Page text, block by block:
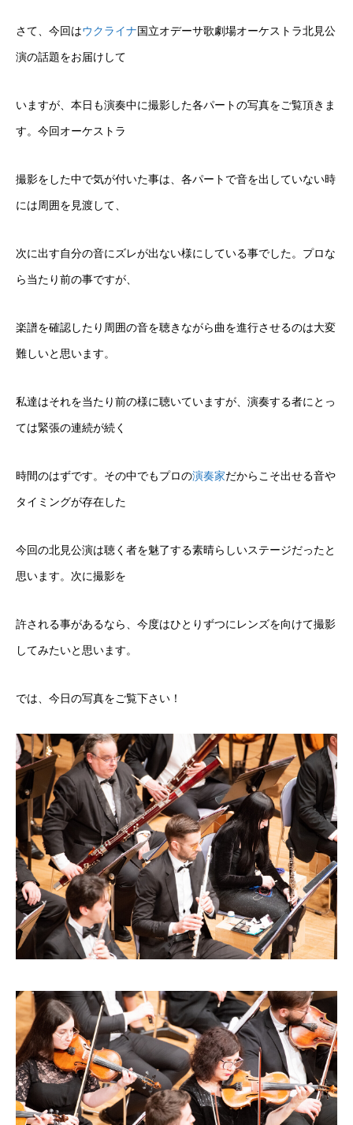
さて、今回はウクライナ国立オデーサ歌劇場オーケストラ北見公
演の話題をお届けして
いますが、本日も演奏中に撮影した各パートの写真をご覧頂きま
す。今回オーケストラ
撮影をした中で気が付いた事は、各パートで音を出していない時
には周囲を見渡して、
次に出す自分の音にズレが出ない様にしている事でした。プロな
ら当たり前の事ですが、
楽譜を確認したり周囲の音を聴きながら曲を進行させるのは大変
難しいと思います。
私達はそれを当たり前の様に聴いていますが、演奏する者にとっ
ては緊張の連続が続く
時間のはずです。その中でもプロの演奏家だからこそ出せる音や
タイミングが存在した
今回の北見公演は聴く者を魅了する素晴らしいステージだったと
思います。次に撮影を
許される事があるなら、今度はひとりずつにレンズを向けて撮影
してみたいと思います。
では、今日の写真をご覧下さい！